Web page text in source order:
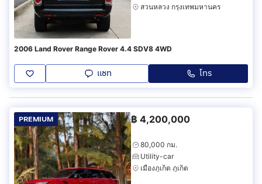
สวนหลวง กรุงเทพมหานคร
2006 Land Rover Range Rover 4.4 SDV8 4WD
แชท โทร
PREMIUM ฿ 4,200,000
80,000 กม.
Utility-car
เมืองภูเก็ต ภูเก็ต